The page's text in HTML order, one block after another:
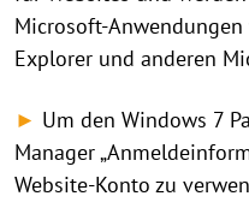
Microsoft-
Explorer und anderen
► Um den Windows 7
Manager
Website-Konto zu